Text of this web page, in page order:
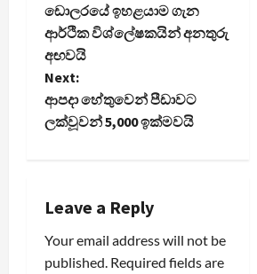
o
s
t
v
i
ඩොලරයේ ඉහළයාම ගැන
ආර්ථික විශ්ලේෂකයින් අනතුරු
අඟවයි
Next:
ආපදා හේතුවෙන් පීඩාවට
ලක්වූවන් 5,000 ඉක්මවයි
Leave a Reply
Your email address will not be
published. Required fields are